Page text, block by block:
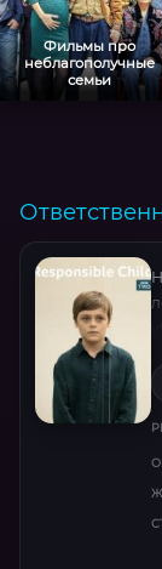
Фильмы про
неблагополучные
семьи